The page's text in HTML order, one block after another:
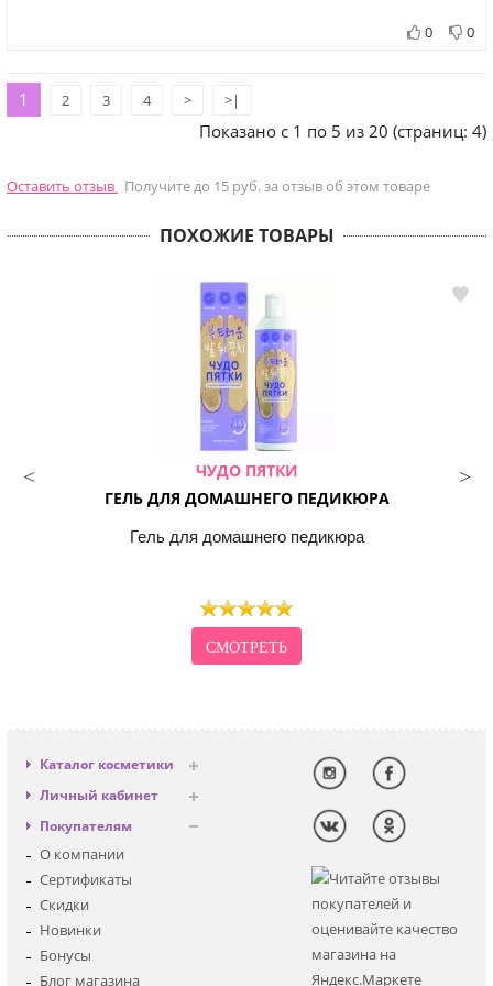
0 0
1 2 3 4 > >|
Показано с 1 по 5 из 20 (страниц: 4)
Оставить отзыв Получите до 15 руб. за отзыв об этом товаре
ПОХОЖИЕ ТОВАРЫ
ЧУДО ПЯТКИ
ГЕЛЬ ДЛЯ ДОМАШНЕГО ПЕДИКЮРА
Гель для домашнего педикюра
СМОТРЕТЬ
Каталог косметики
Антивозрастная
Декоративная
Для глаз
Для тела
Наборы
Личный кабинет
Вход
Регистрация
Покупателям
О компании
Сертификаты
Скидки
Новинки
Бонусы
Блог магазина